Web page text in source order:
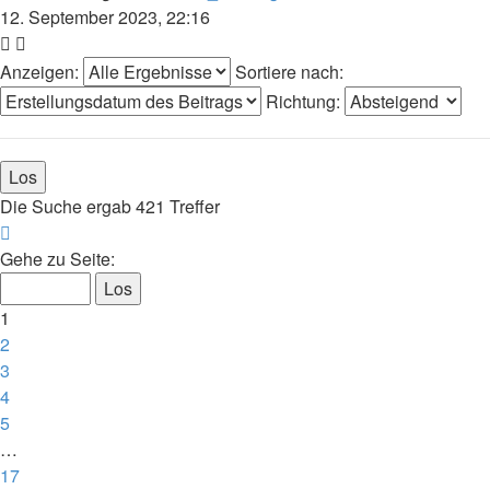
12. September 2023, 22:16
Anzeigen:
Sortiere nach:
Richtung:
Die Suche ergab 421 Treffer
1
17
Gehe zu Seite:
1
2
3
4
5
…
17